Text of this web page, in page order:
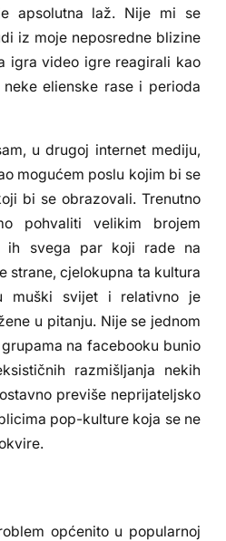
apsolutna laž. Nije mi se
iz moje neposredne blizine
igra video igre reagirali kao
elienske rase i perioda
u drugoj internet mediju,
mogućem poslu kojim bi se
bi se obrazovali. Trenutno
pohvaliti velikim brojem
ih svega par koji rade na
strane, cjelokupna ta kultura
muški svijet i relativno je
u pitanju. Nije se jednom
na facebooku bunio
razmišljanja nekih
previše neprijateljsko
pop-kulture koja se ne
općenito u popularnoj